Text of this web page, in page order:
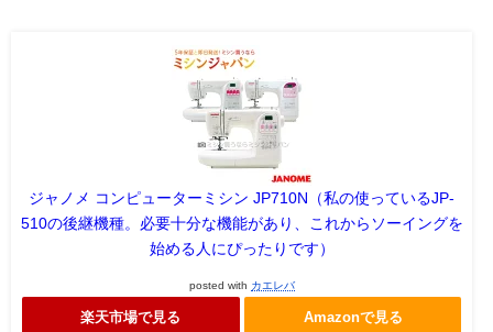
ジャノメ コンピューターミシン JP710N（私の使っているJP-
510の後継機種。必要十分な機能があり、これからソーイングを
始める人にぴったりです）
posted with カエレバ
楽天市場で見る Amazonで見る